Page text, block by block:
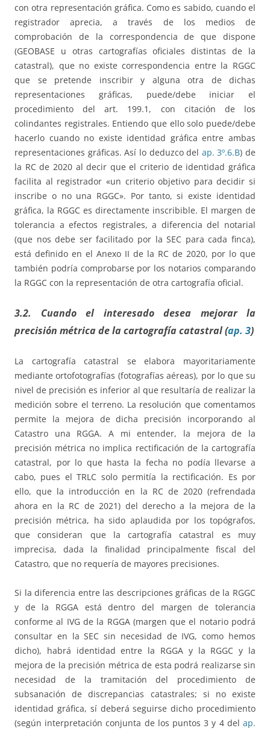
con otra representación gráfica. Como es sabido, cuando el
registrador aprecia, a través de los medios de
comprobación de la correspondencia de que dispone
(GEOBASE u otras cartografías oficiales distintas de la
catastral), que no existe correspondencia entre la RGGC
que se pretende inscribir y alguna otra de dichas
representaciones gráficas, puede/debe iniciar el
procedimiento del art. 199.1, con citación de los
colindantes registrales. Entiendo que ello solo puede/debe
hacerlo cuando no existe identidad gráfica entre ambas
representaciones gráficas. Así lo deduzco del ap. 3º.6.B) de
la RC de 2020 al decir que el criterio de identidad gráfica
facilita al registrador «un criterio objetivo para decidir si
inscribe o no una RGGC». Por tanto, si existe identidad
gráfica, la RGGC es directamente inscribible. El margen de
tolerancia a efectos registrales, a diferencia del notarial
(que nos debe ser facilitado por la SEC para cada finca),
está definido en el Anexo II de la RC de 2020, por lo que
también podría comprobarse por los notarios comparando
la RGGC con la representación de otra cartografía oficial.
3.2. Cuando el interesado desea mejorar la
precisión métrica de la cartografía catastral (ap. 3)
La cartografía catastral se elabora mayoritariamente
mediante ortofotografías (fotografías aéreas), por lo que su
nivel de precisión es inferior al que resultaría de realizar la
medición sobre el terreno. La resolución que comentamos
permite la mejora de dicha precisión incorporando al
Catastro una RGGA. A mi entender, la mejora de la
precisión métrica no implica rectificación de la cartografía
catastral, por lo que hasta la fecha no podía llevarse a
cabo, pues el TRLC solo permitía la rectificación. Es por
ello, que la introducción en la RC de 2020 (refrendada
ahora en la RC de 2021) del derecho a la mejora de la
precisión métrica, ha sido aplaudida por los topógrafos,
que consideran que la cartografía catastral es muy
imprecisa, dada la finalidad principalmente fiscal del
Catastro, que no requería de mayores precisiones.
Si la diferencia entre las descripciones gráficas de la RGGC
y de la RGGA está dentro del margen de tolerancia
conforme al IVG de la RGGA (margen que el notario podrá
consultar en la SEC sin necesidad de IVG, como hemos
dicho), habrá identidad entre la RGGA y la RGGC y la
mejora de la precisión métrica de esta podrá realizarse sin
necesidad de la tramitación del procedimiento de
subsanación de discrepancias catastrales; si no existe
identidad gráfica, sí deberá seguirse dicho procedimiento
(según interpretación conjunta de los puntos 3 y 4 del ap.